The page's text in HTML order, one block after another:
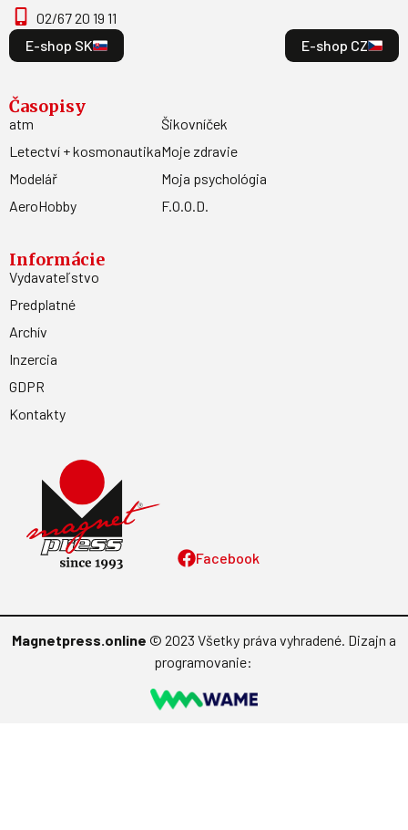
Facebook
02/67 20 19 11
E-shop SK
E-shop CZ
Časopisy
atm
Letectví + kosmonautika
Modelář
AeroHobby
Šikovníček
Moje zdravie
Moja psychológia
F.O.O.D.
Informácie
Vydavateľstvo
Predplatné
Archív
Inzercia
GDPR
Kontakty
Magnetpress.online © 2023 Všetky práva vyhradené. Dizajn a
programovanie: